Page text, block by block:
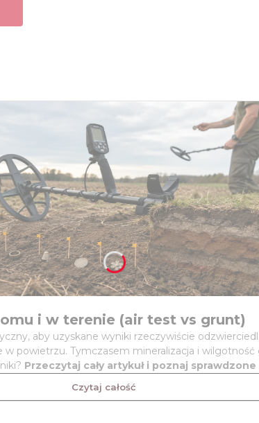
i w terenie (air test vs grunt)
aby uzyskane wyniki rzeczywiście
powietrzu. Tymczasem mineralizacja i
Przeczytaj cały artykuł i poznaj
Czytaj całość